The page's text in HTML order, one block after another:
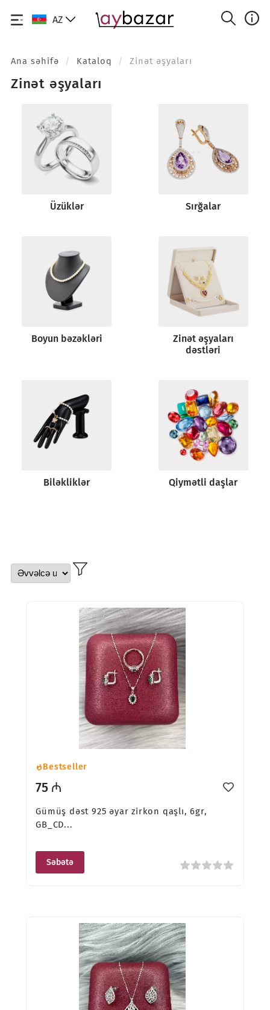
AZ
Ana səhifə / Kataloq / Zinət əşyaları
Zinət əşyaları
Üzüklər Sırğalar
Boyun bəzəkləri
Zinət əşyaları
dəstləri
Biləkliklər Qiymətli daşlar
Bestseller
75 ₼
Gümüş dəst 925 əyar zirkon qaşlı, 6gr,
GB_CD...
Səbətə